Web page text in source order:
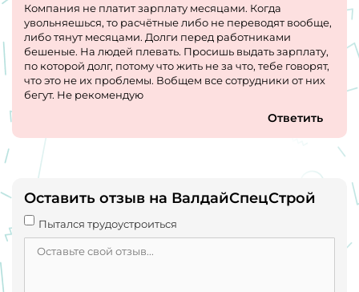
Компания не платит зарплату месяцами. Когда
увольняешься, то расчётные либо не переводят вообще,
либо тянут месяцами. Долги перед работниками
бешеные. На людей плевать. Просишь выдать зарплату,
по которой долг, потому что жить не за что, тебе говорят,
что это не их проблемы. Вобщем все сотрудники от них
бегут. Не рекомендую
Ответить
Оставить отзыв на ВалдайСпецСтрой
Пытался трудоустроиться